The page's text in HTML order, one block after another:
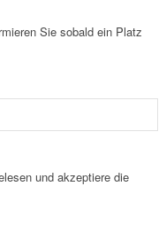
Sie sobald ein Platz
und akzeptiere die